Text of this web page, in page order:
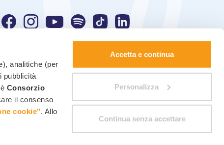
analitiche (per
pubblicità
Consorzio
il consenso
cookie". Allo
Accetta e continua
Personalizza
Continua senza accettare
Verwaltung Einwilligungen ändern